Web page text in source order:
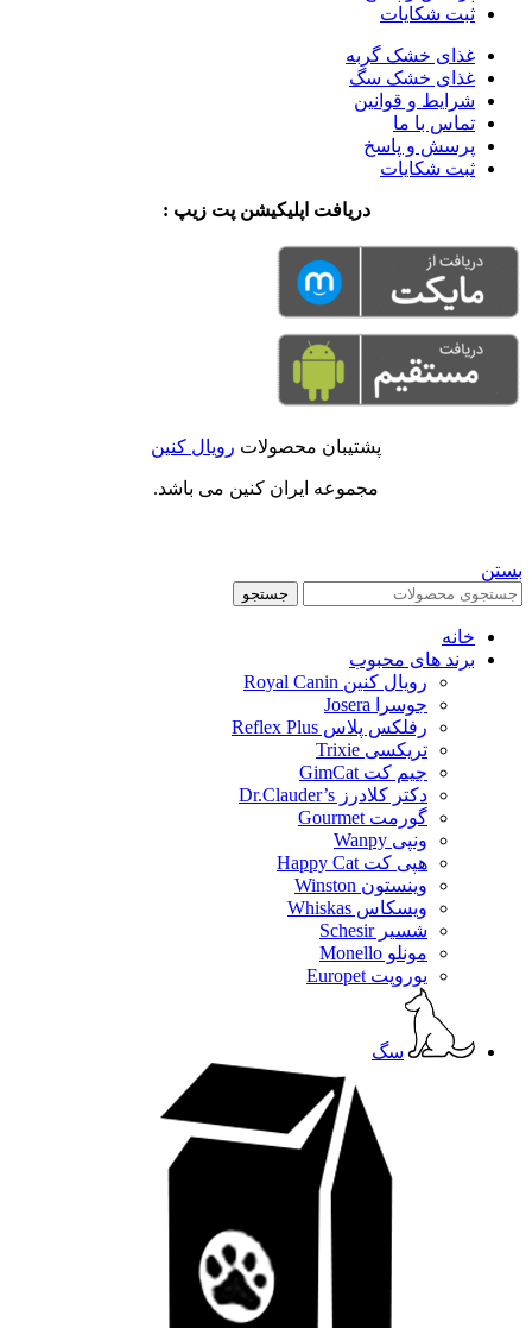
ثبت شکایات
غذای خشک گربه
غذای خشک سگ
شرایط و قوانین
تماس با ما
پرسش و پاسخ
ثبت شکایات
دریافت اپلیکیشن پت زیپ :
پشتیبان محصولات رویال کنین
مجموعه ایران کنین می باشد.
بستن
جستجو
خانه
برند های محبوب
رویال کنین Royal Canin
جوسرا Josera
رفلکس پلاس Reflex Plus
تریکسی Trixie
جیم کت GimCat
دکتر کلادرز Dr.Clauder’s
گورمت Gourmet
ونپی Wanpy
هپی کت Happy Cat
وینستون Winston
ویسکاس Whiskas
شسیر Schesir
مونلو Monello
یوروپت Europet
سگ